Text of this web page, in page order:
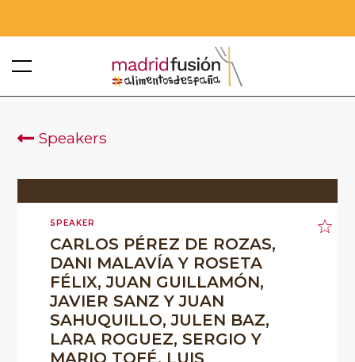
Speakers
SPEAKER
CARLOS PÉREZ DE ROZAS,
DANI MALAVÍA Y ROSETA
FÉLIX, JUAN GUILLAMÓN,
JAVIER SANZ Y JUAN
SAHUQUILLO, JULEN BAZ,
LARA ROGUEZ, SERGIO Y
MARIO TOFÉ, LUIS